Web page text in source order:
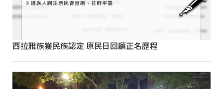
西拉雅族獲民族認定 原民日回顧正名歷程